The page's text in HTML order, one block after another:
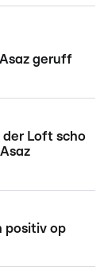
geruff
Loft scho
positiv op